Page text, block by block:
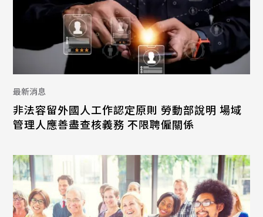
最新消息
非法容留外國人工作認定原則 勞動部說明 場域
管理人應善盡查核義務 不限聘僱關係